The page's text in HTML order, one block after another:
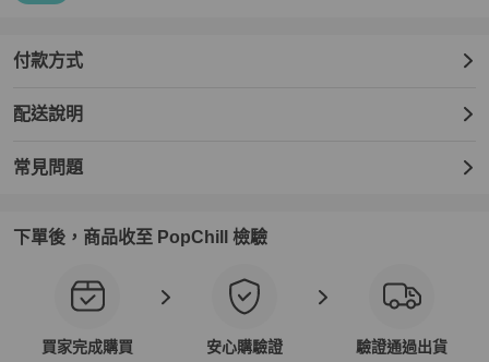
底部寬 8 cm
付款方式
配送說明
常見問題
下單後，商品收至 PopChill 檢驗
買家完成購買 安心購驗證 驗證通過出貨